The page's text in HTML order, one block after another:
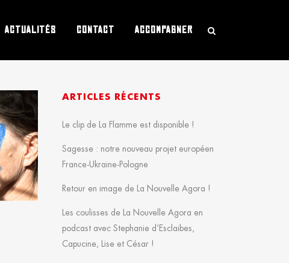
ACTUALITÉS CONTACT ACCOMPAGNER
ARTICLES RÉCENTS
Le clip de La Flamme est disponible !
Sagesse : notre nouveau projet européen
France-Ukraine-Pologne
Retour en image de La Nouvelle Agora !
Les coulisses de La Nouvelle Agora en
podcast avec Stephanie d’Esclaibes,
Capucine, Lise et César !